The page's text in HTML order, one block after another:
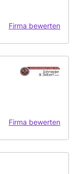
Firma bewerten
Firma bewerten